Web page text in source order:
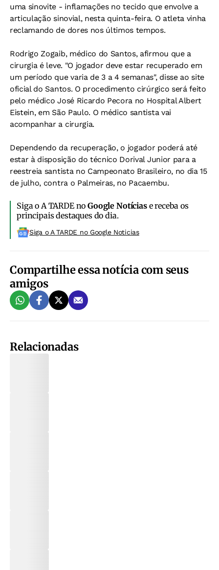
uma sinovite - inflamações no tecido que envolve a
articulação sinovial, nesta quinta-feira. O atleta vinha
reclamando de dores nos últimos tempos.
Rodrigo Zogaib, médico do Santos, afirmou que a
cirurgia é leve. "O jogador deve estar recuperado em
um período que varia de 3 a 4 semanas", disse ao site
oficial do Santos. O procedimento cirúrgico será feito
pelo médico José Ricardo Pecora no Hospital Albert
Eistein, em São Paulo. O médico santista vai
acompanhar a cirurgia.
Dependendo da recuperação, o jogador poderá até
estar à disposição do técnico Dorival Junior para a
reestreia santista no Campeonato Brasileiro, no dia 15
de julho, contra o Palmeiras, no Pacaembu.
Siga o A TARDE noGoogle Notíciase receba os
principais destaques do dia.
Siga o A TARDE no Google Noticias
Compartilhe essa notícia com seus
amigos
Relacionadas